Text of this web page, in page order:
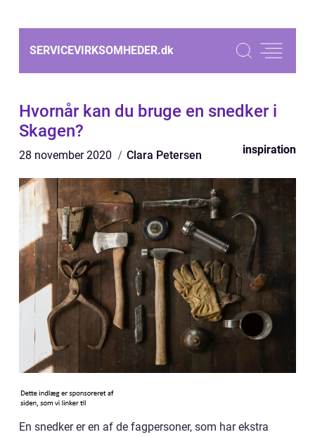
SERVICEVIRKSOMHEDER.dk
Hvornår kan du bruge en snedker i
Skagen?
28 november 2020 Clara Petersen inspiration
En snedker er en af de fagpersoner, som har ekstra